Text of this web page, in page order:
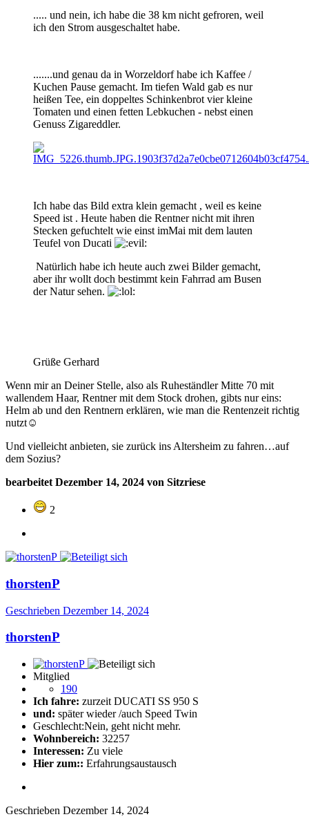
..... und nein, ich habe die 38 km nicht gefroren, weil
ich den Strom ausgeschaltet habe.
.......und genau da in Worzeldorf habe ich Kaffee /
Kuchen Pause gemacht. Im tiefen Wald gab es nur
heißen Tee, ein doppeltes Schinkenbrot vier kleine
Tomaten und einen fetten Lebkuchen - nebst einen
Genuss Zigareddler.
Ich habe das Bild extra klein gemacht , weil es keine
Speed ist . Heute haben die Rentner nicht mit ihren
Stecken gefuchtelt wie einst imMai mit dem lauten
Teufel von Ducati
Natürlich habe ich heute auch zwei Bilder gemacht,
aber ihr wollt doch bestimmt kein Fahrrad am Busen
der Natur sehen.
Grüße Gerhard
Wenn mir an Deiner Stelle, also als Ruheständler Mitte 70 mit
wallendem Haar, Rentner mit dem Stock drohen, gibts nur eins:
Helm ab und den Rentnern erklären, wie man die Rentenzeit richtig
nutzt☺️
Und vielleicht anbieten, sie zurück ins Altersheim zu fahren…auf
dem Sozius?
bearbeitet Dezember 14, 2024 von Sitzriese
2
thorstenP
Geschrieben Dezember 14, 2024
thorstenP
Mitglied
190
Ich fahre: zurzeit DUCATI SS 950 S
und: später wieder /auch Speed Twin
Geschlecht:Nein, geht nicht mehr.
Wohnbereich: 32257
Interessen: Zu viele
Hier zum:: Erfahrungsaustausch
Geschrieben Dezember 14, 2024